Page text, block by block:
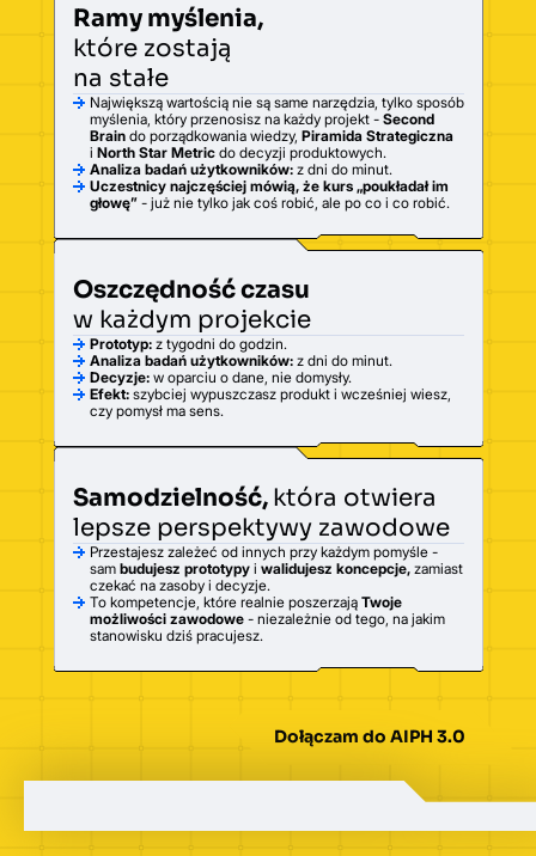
Ramy myślenia,
które zostają
na stałe
Największą wartością nie są same narzędzia, tylko sposób
myślenia, który przenosisz na każdy projekt - Second
Braindo porządkowania wiedzy, Piramida Strategiczna
i North Star Metricdo decyzji produktowych.
Analiza badań użytkowników:z dni do minut.
Uczestnicy najczęściej mówią, że kurs „poukładał im
głowę”- już nie tylko jak coś robić, ale po co i co robić.
Oszczędność czasu
w każdym projekcie
Prototyp:z tygodni do godzin.
Analiza badań użytkowników:z dni do minut.
Decyzje:w oparciu o dane, nie domysły.
Efekt:szybciej wypuszczasz produkt i wcześniej wiesz,
czy pomysł ma sens.
Samodzielność, która otwiera
lepsze perspektywy zawodowe
Przestajesz zależeć od innych przy każdym pomyśle -
sam budujesz prototypyi walidujesz koncepcje, zamiast
czekać na zasoby i decyzje.
To kompetencje, które realnie poszerzają Twoje
możliwości zawodowe- niezależnie od tego, na jakim
stanowisku dziś pracujesz.
Dołączam do AIPH 3.0